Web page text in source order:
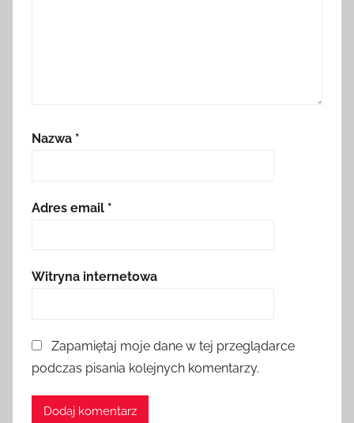
Nazwa *
Adres email *
Witryna internetowa
Zapamiętaj moje dane w tej przeglądarce
podczas pisania kolejnych komentarzy.